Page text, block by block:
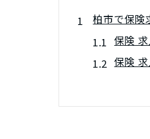
柏市で保険
保険
保険
主婦
駅近や